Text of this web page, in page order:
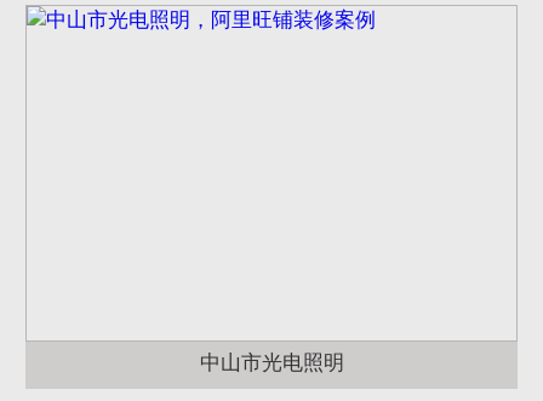
中山市光电照明